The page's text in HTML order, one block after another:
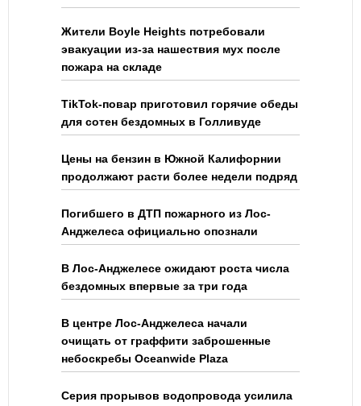
Жители Boyle Heights потребовали
эвакуации из-за нашествия мух после
пожара на складе
TikTok-повар приготовил горячие обеды
для сотен бездомных в Голливуде
Цены на бензин в Южной Калифорнии
продолжают расти более недели подряд
Погибшего в ДТП пожарного из Лос-
Анджелеса официально опознали
В Лос-Анджелесе ожидают роста числа
бездомных впервые за три года
В центре Лос-Анджелеса начали
очищать от граффити заброшенные
небоскребы Oceanwide Plaza
Серия прорывов водопровода усилила